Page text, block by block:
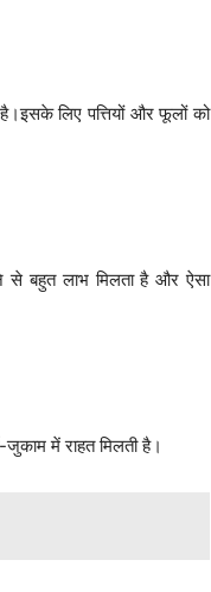
लिए पत्तियों और फूलों को
से बहुत लाभ मिलता है और ऐसा
में राहत मिलती है।